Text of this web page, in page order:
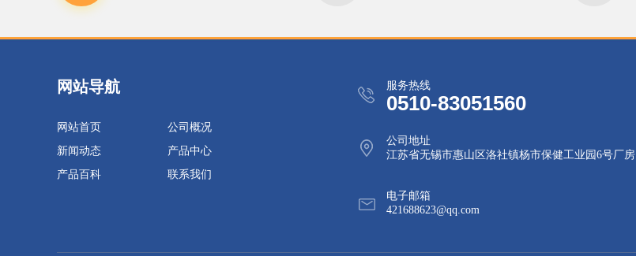
网站导航
网站首页
公司概况
新闻动态
产品中心
产品百科
联系我们
服务热线
0510-83051560
公司地址
江苏省无锡市惠山区洛社镇杨市保健工业园6号厂房
电子邮箱
421688623@qq.com